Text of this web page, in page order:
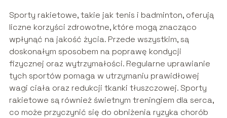
Sporty rakietowe, takie jak tenis i badminton, oferują
liczne korzyści zdrowotne, które mogą znacząco
wpłynąć na jakość życia. Przede wszystkim, są
doskonałym sposobem na poprawę kondycji
fizycznej oraz wytrzymałości. Regularne uprawianie
tych sportów pomaga w utrzymaniu prawidłowej
wagi ciała oraz redukcji tkanki tłuszczowej. Sporty
rakietowe są również świetnym treningiem dla serca,
co może przyczynić się do obniżenia ryzyka chorób